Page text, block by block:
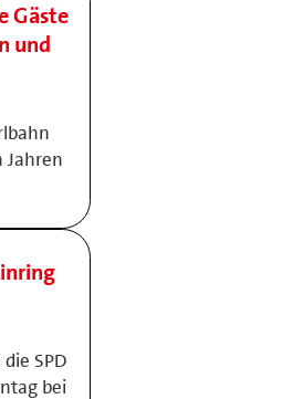
Gäste
und
Jahren
SPD
bei